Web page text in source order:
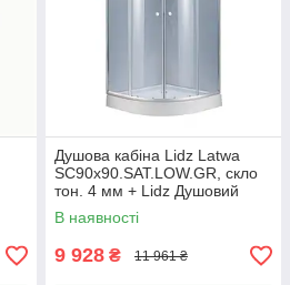
Душова кабіна Lidz Latwa
SC90x90.SAT.LOW.GR, скло
тон. 4 мм + Lidz Душовий
піддон KAPIELKA ST90x90x14
В наявності
9 928 ₴ 11 961 ₴